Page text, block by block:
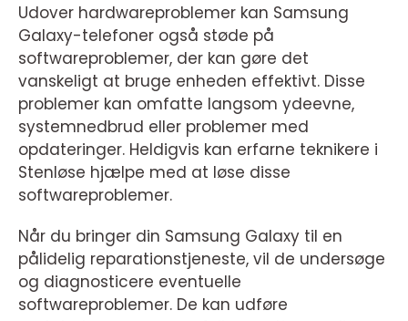
Udover hardwareproblemer kan Samsung
Galaxy-telefoner også støde på
softwareproblemer, der kan gøre det
vanskeligt at bruge enheden effektivt. Disse
problemer kan omfatte langsom ydeevne,
systemnedbrud eller problemer med
opdateringer. Heldigvis kan erfarne teknikere i
Stenløse hjælpe med at løse disse
softwareproblemer.
Når du bringer din Samsung Galaxy til en
pålidelig reparationstjeneste, vil de undersøge
og diagnosticere eventuelle
softwareproblemer. De kan udføre